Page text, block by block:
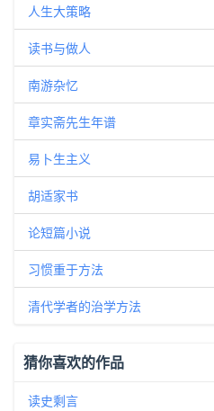
人生大策略
读书与做人
南游杂忆
章实斋先生年谱
易卜生主义
胡适家书
论短篇小说
习惯重于方法
清代学者的治学方法
猜你喜欢的作品
读史剩言